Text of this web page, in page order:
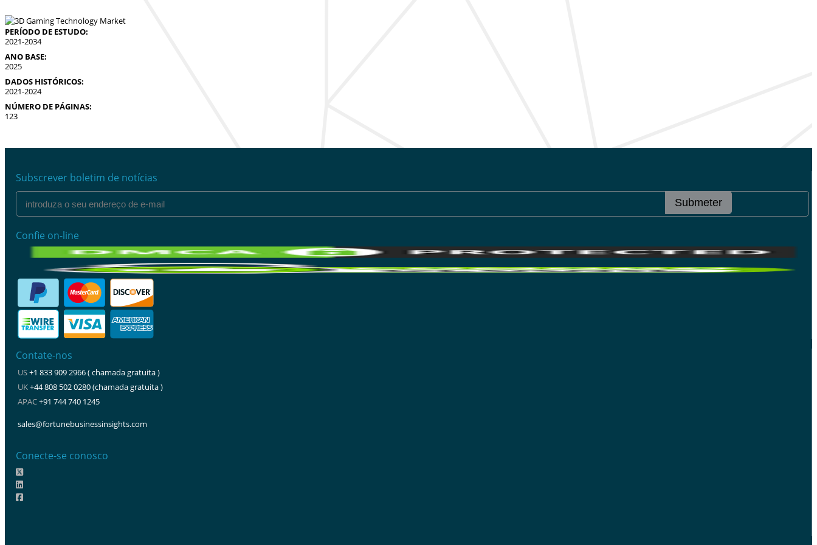
PERÍODO DE ESTUDO:
2021-2034
ANO BASE:
2025
DADOS HISTÓRICOS:
2021-2024
NÚMERO DE PÁGINAS:
123
Subscrever boletim de notícias
Submeter
Confie on-line
Contate-nos
US+1 833 909 2966 ( chamada gratuita )
UK+44 808 502 0280 (chamada gratuita )
APAC+91 744 740 1245
sales@fortunebusinessinsights.com
Conecte-se conosco